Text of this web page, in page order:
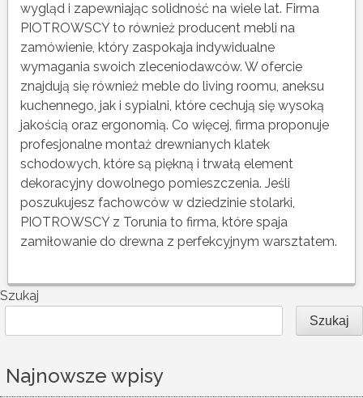
wygląd i zapewniając solidność na wiele lat. Firma
PIOTROWSCY to również producent mebli na
zamówienie, który zaspokaja indywidualne
wymagania swoich zleceniodawców. W ofercie
znajdują się również meble do living roomu, aneksu
kuchennego, jak i sypialni, które cechują się wysoką
jakością oraz ergonomią. Co więcej, firma proponuje
profesjonalne montaż drewnianych klatek
schodowych, które są piękną i trwałą element
dekoracyjny dowolnego pomieszczenia. Jeśli
poszukujesz fachowców w dziedzinie stolarki,
PIOTROWSCY z Torunia to firma, które spaja
zamiłowanie do drewna z perfekcyjnym warsztatem.
Szukaj
Szukaj
Najnowsze wpisy